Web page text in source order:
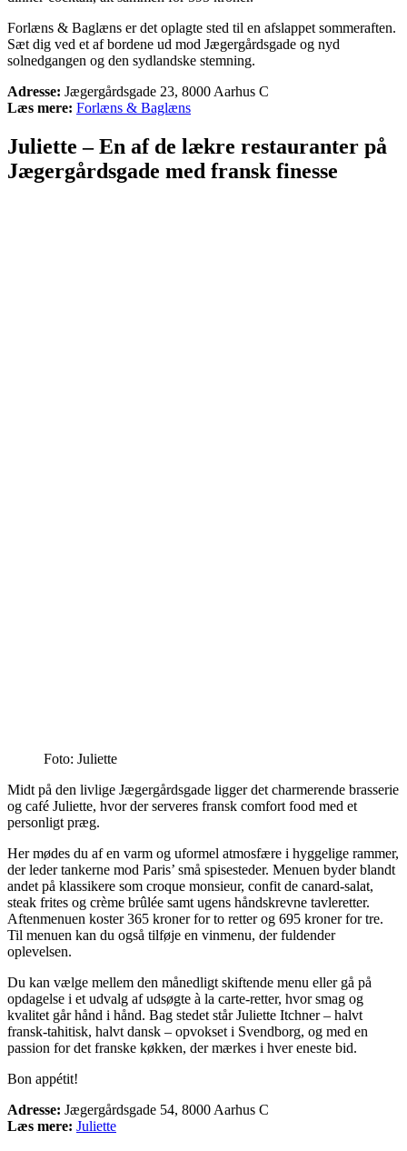
Forlæns & Baglæns er det oplagte sted til en afslappet sommeraften.
Sæt dig ved et af bordene ud mod Jægergårdsgade og nyd
solnedgangen og den sydlandske stemning.
Adresse: Jægergårdsgade 23, 8000 Aarhus C
Læs mere: Forlæns & Baglæns
Juliette – En af de lækre restauranter på
Jægergårdsgade med fransk finesse
Foto: Juliette
Midt på den livlige Jægergårdsgade ligger det charmerende brasserie
og café Juliette, hvor der serveres fransk comfort food med et
personligt præg.
Her mødes du af en varm og uformel atmosfære i hyggelige rammer,
der leder tankerne mod Paris’ små spisesteder. Menuen byder blandt
andet på klassikere som croque monsieur, confit de canard-salat,
steak frites og crème brûlée samt ugens håndskrevne tavleretter.
Aftenmenuen koster 365 kroner for to retter og 695 kroner for tre.
Til menuen kan du også tilføje en vinmenu, der fuldender
oplevelsen.
Du kan vælge mellem den månedligt skiftende menu eller gå på
opdagelse i et udvalg af udsøgte à la carte-retter, hvor smag og
kvalitet går hånd i hånd. Bag stedet står Juliette Itchner – halvt
fransk-tahitisk, halvt dansk – opvokset i Svendborg, og med en
passion for det franske køkken, der mærkes i hver eneste bid.
Bon appétit!
Adresse: Jægergårdsgade 54, 8000 Aarhus C
Læs mere: Juliette